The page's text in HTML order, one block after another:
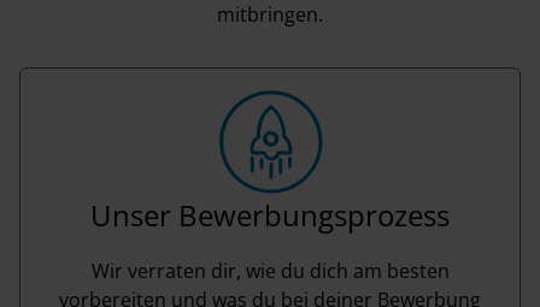
mitbringen.
Unser Bewerbungsprozess
Wir verraten dir, wie du dich am besten
vorbereiten und was du bei deiner Bewerbung